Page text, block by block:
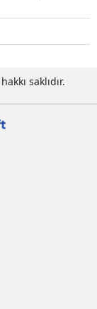
saklıdır.